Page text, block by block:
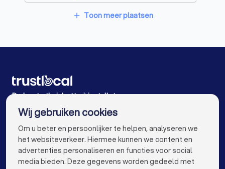
Thuisbatterij installateurs in Aalter Lotenhulle
Thuisbatterij installateurs in Aalst
Thuisbatterij installateurs in Maldegem
Thuisbatterij installateurs in Antwerpen
Thuisbatterij installateurs in Brugge
Thuisbatterij installateurs in Leuven
add Toon meer plaatsen
De beste thuisbatterij installateurs voor u
Wij gebruiken cookies
Om u beter en persoonlijker te helpen, analyseren we
het websiteverkeer. Hiermee kunnen we content en
advertenties personaliseren en functies voor social
media bieden. Deze gegevens worden gedeeld met